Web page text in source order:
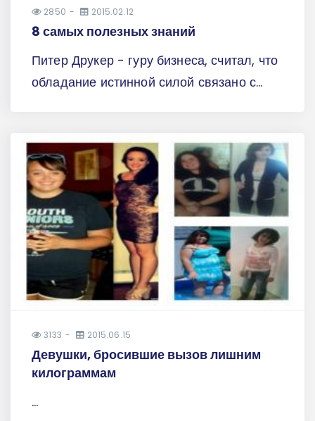
2850 2015.02.12
8 самых полезных знаний
Питер Друкер - гуру бизнеса, считал, что
обладание истинной силой связано с...
3133 2015.06.15
Девушки, бросившие вызов лишним
килограммам
...